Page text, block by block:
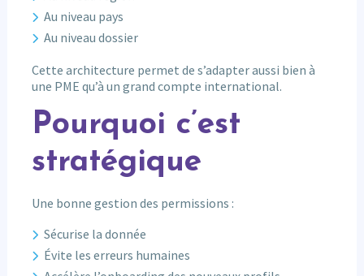
Au niveau pays
Au niveau dossier
Cette architecture permet de s’adapter aussi bien à
une PME qu’à un grand compte international.
Pourquoi c’est
stratégique
Une bonne gestion des permissions :
Sécurise la donnée
Évite les erreurs humaines